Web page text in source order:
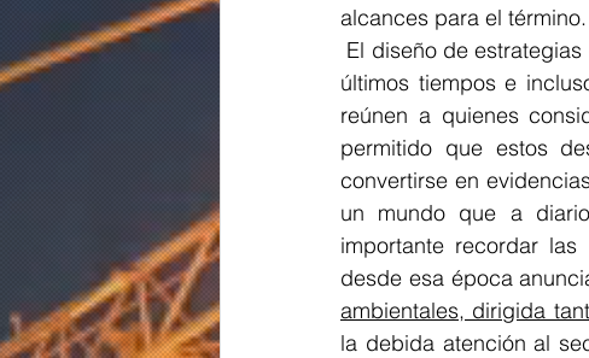
alcances para el término.
últimos tiempos e
reúnen a quienes
permitido que estos
convertirse en
un mundo que a
importante recordar
desde esa época
ambientales, dirigida
la debida atención al